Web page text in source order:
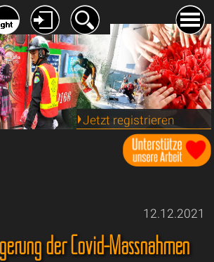
Jetzt registrieren
12.12.2021
der Covid-Massnahmen